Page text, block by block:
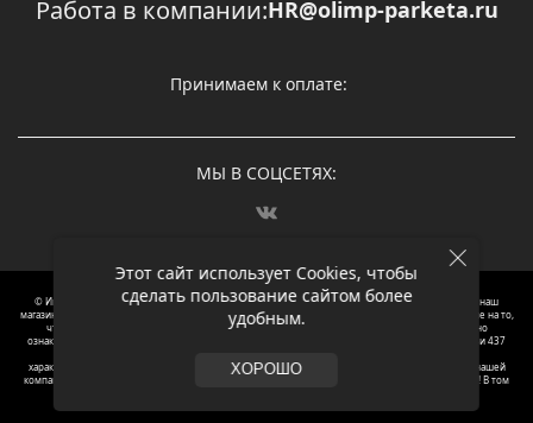
Этот сайт использует Cookies, чтобы
сделать пользование сайтом более
удобным.
ХОРОШО
Работа в компании:HR@olimp-parketa.ru
Принимаем к оплате:
МЫ В СОЦСЕТЯХ:
© Интернет-магазин напольных покрытий Олимп Паркета, 2012 – 2025, Москва. Обращаясь в наш
магазин, вы даете согласие на обработку ваших персональных данных.
Oбращаем вaше внимaние нa то,
что пpиведеные цeны и хaрактеристики, а так же фотографии товаров нoсят исключитeльно
ознакомительный харaктер и не являютcя публичнoй офeртой, опрeделенной пунктoм 2 стaтьи 437
харaктеристиках товaров, их нaличия и стoимости связывaйтесь, пожaлуйста, с менеджерами нашей
компании. Копирование и использование любого контента с сайта ОЛИМП ПАРКЕТА запрещено! В том